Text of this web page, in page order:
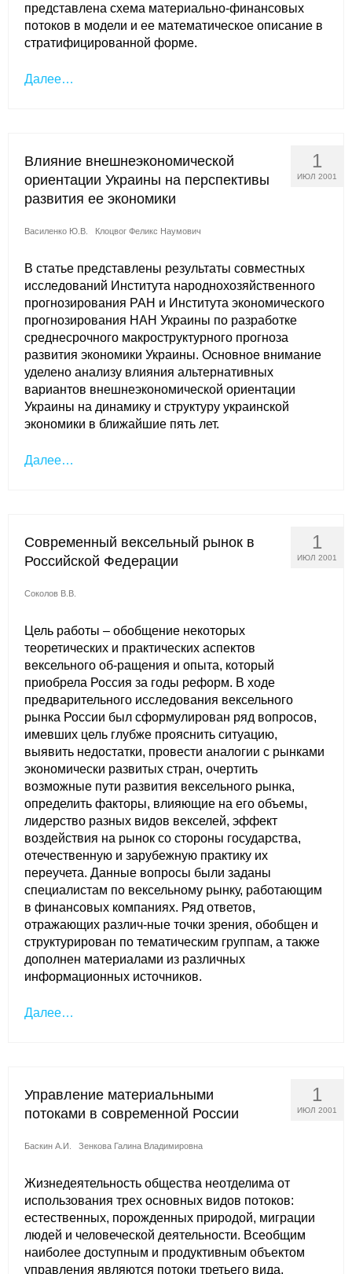
представлена схема материально-финансовых
потоков в модели и ее математическое описание в
стратифицированной форме.
Далее…
1
ИЮЛ 2001
Влияние внешнеэкономической
ориентации Украины на перспективы
развития ее экономики
Василенко Ю.В. Клоцвог Феликс Наумович
В статье представлены результаты совместных
исследований Института народнохозяйственного
прогнозирования РАН и Института экономического
прогнозирования НАН Украины по разработке
среднесрочного макроструктурного прогноза
развития экономики Украины. Основное внимание
уделено анализу влияния альтернативных
вариантов внешнеэкономической ориентации
Украины на динамику и структуру украинской
экономики в ближайшие пять лет.
Далее…
1
ИЮЛ 2001
Современный вексельный рынок в
Российской Федерации
Соколов В.В.
Цель работы – обобщение некоторых
теоретических и практических аспектов
вексельного об-ращения и опыта, который
приобрела Россия за годы реформ. В ходе
предварительного исследования вексельного
рынка России был сформулирован ряд вопросов,
имевших цель глубже прояснить ситуацию,
выявить недостатки, провести аналогии с рынками
экономически развитых стран, очертить
возможные пути развития вексельного рынка,
определить факторы, влияющие на его объемы,
лидерство разных видов векселей, эффект
воздействия на рынок со стороны государства,
отечественную и зарубежную практику их
переучета. Данные вопросы были заданы
специалистам по вексельному рынку, работающим
в финансовых компаниях. Ряд ответов,
отражающих различ-ные точки зрения, обобщен и
структурирован по тематическим группам, а также
дополнен материалами из различных
информационных источников.
Далее…
1
ИЮЛ 2001
Управление материальными
потоками в современной России
Баскин А.И. Зенкова Галина Владимировна
Жизнедеятельность общества неотделима от
использования трех основных видов потоков:
естественных, порожденных природой, миграции
людей и человеческой деятельности. Всеобщим
наиболее доступным и продуктивным объектом
управления являются потоки третьего вида,